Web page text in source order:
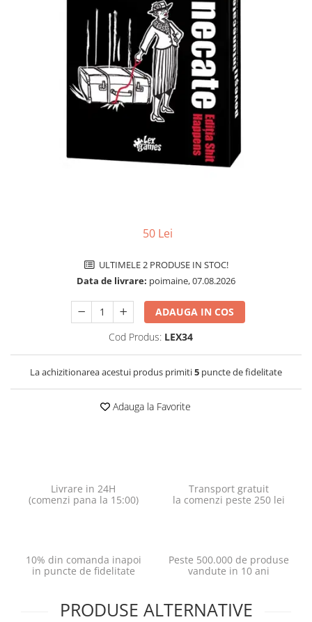
Jocuri pentru o persoana
Jocuri pentru 2 persoane
Game cunoscute
Vezi toate jocurile de societate
Vezi toate produsele STEM
50 Lei
ULTIMELE 2 PRODUSE IN STOC!
Data de livrare: poimaine, 07.08.2026
ADAUGA IN COS
Cod Produs: LEX34
La achizitionarea acestui produs primiti5 puncte de fidelitate
Adauga la Favorite
Livrare in 24H
(comenzi pana la 15:00)
Transport gratuit
la comenzi peste 250 lei
10% din comanda inapoi
in puncte de fidelitate
Peste 500.000 de produse
vandute in 10 ani
PRODUSE ALTERNATIVE